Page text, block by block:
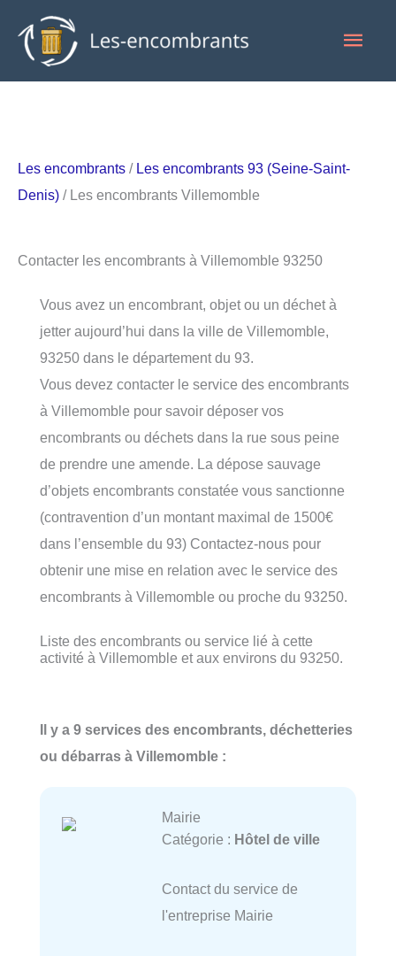
contenu
Les encombrants / Les encombrants 93 (Seine-Saint-
Denis) / Les encombrants Villemomble
Contacter les encombrants à Villemomble 93250
Vous avez un encombrant, objet ou un déchet à
jetter aujourd’hui dans la ville de Villemomble,
93250 dans le département du 93.
Vous devez contacter le service des encombrants
à Villemomble pour savoir déposer vos
encombrants ou déchets dans la rue sous peine
de prendre une amende. La dépose sauvage
d’objets encombrants constatée vous sanctionne
(contravention d’un montant maximal de 1500€
dans l’ensemble du 93) Contactez-nous pour
obtenir une mise en relation avec le service des
encombrants à Villemomble ou proche du 93250.
Liste des encombrants ou service lié à cette
activité à Villemomble et aux environs du 93250.
Il y a 9 services des encombrants, déchetteries
ou débarras à Villemomble :
Mairie
Catégorie : Hôtel de ville
Contact du service de
l'entreprise Mairie